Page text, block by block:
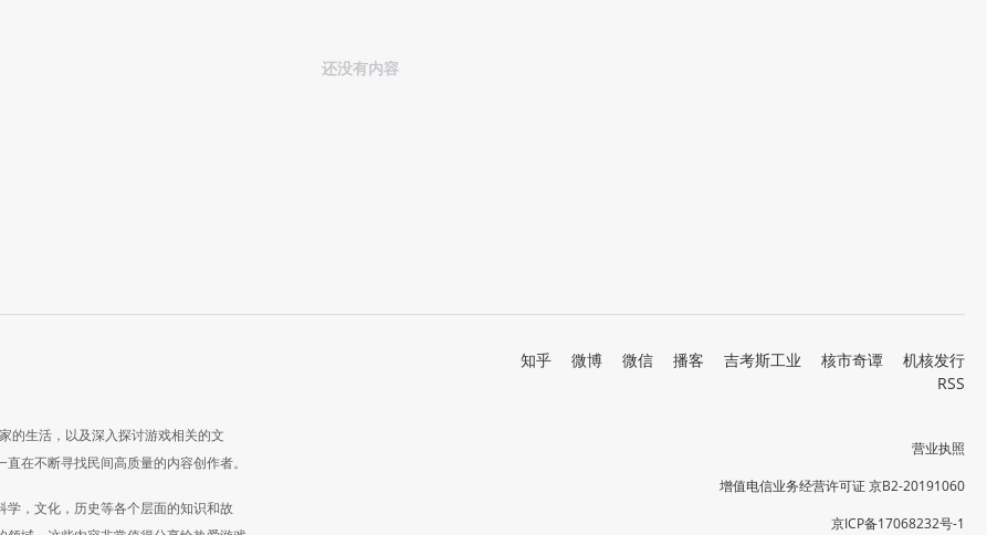
还没有内容
的生活，以及深入探讨游戏相关的文
在不断寻找民间高质量的内容创作者。
，文化，历史等各个层面的知识和故
知乎 微博 微信 播客 吉考斯工业 核市奇谭
机核发行
RSS
营业执照
增值电信业务经营许可证 京B2-20191060
京ICP备17068232号-1